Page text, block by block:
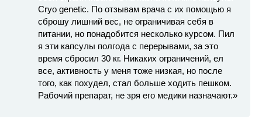
Cryo genetic. По отзывам врача с их помощью я
сброшу лишний вес, не ограничивая себя в
питании, но понадобится несколько курсом. Пил
я эти капсулы полгода с перерывами, за это
время сбросил 30 кг. Никаких ограничений, ел
все, активность у меня тоже низкая, но после
того, как похудел, стал больше ходить пешком.
Рабочий препарат, не зря его медики назначают.»